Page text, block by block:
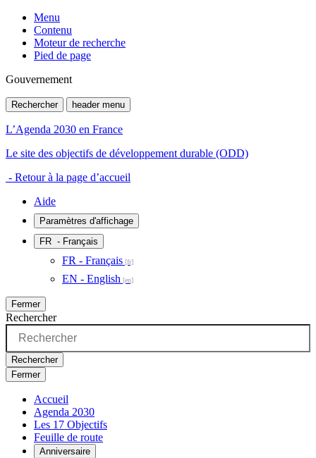
Menu
Contenu
Moteur de recherche
Pied de page
Gouvernement
Rechercher header menu
L’Agenda 2030 en France
Le site des objectifs de développement durable (ODD)
- Retour à la page d’accueil
Aide
Paramètres d'affichage
FR - Français
FR - Français
EN - English
Fermer
Rechercher
Rechercher
Fermer
Accueil
Agenda 2030
Les 17 Objectifs
Feuille de route
Anniversaire